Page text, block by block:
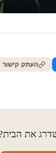
העתק קישור
את